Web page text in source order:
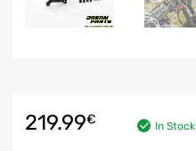
219.99€ In Stock